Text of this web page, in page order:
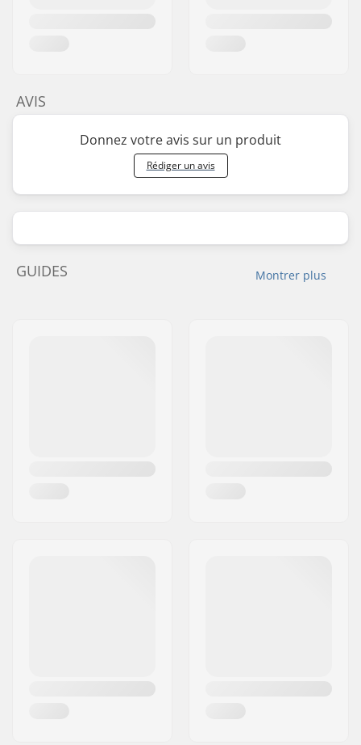
AVIS
Donnez votre avis sur un produit
Rédiger un avis
Montrer plus
GUIDES